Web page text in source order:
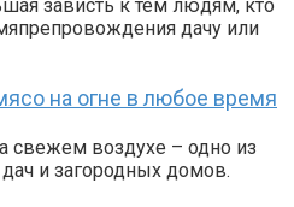
зависть к тем людям, кто
дачу или
на огне в любое время
свежем воздухе – одно из
и загородных домов.